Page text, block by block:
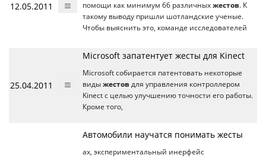
12.05.2011
помощи как минимум 66 различных жестов. К
такому выводу пришли шотландские ученые.
Чтобы выяснить это, команде исследователей
25.04.2011
Microsoft запатентует жесты для Kinect
Microsoft собирается патентовать некоторые
виды жестов для управления контроллером
Kinect с целью улучшению точности его работы.
Кроме того,
Автомобили научатся понимать жесты
ах, экспериментальный инерфейс